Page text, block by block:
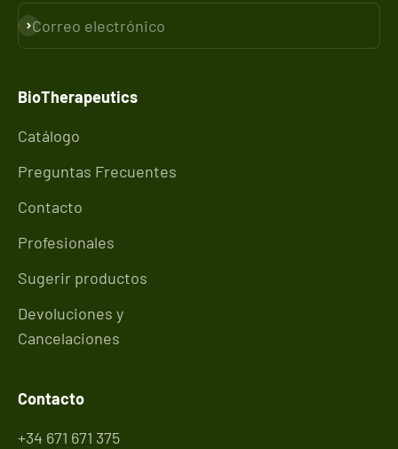
Correo electrónico
Suscribirse
BioTherapeutics
Catálogo
Preguntas Frecuentes
Contacto
Profesionales
Sugerir productos
Devoluciones y
Cancelaciones
Contacto
+34 671 671 375